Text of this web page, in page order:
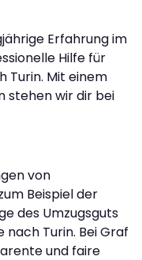
Erfahrung im
Hilfe für
Turin. Mit einem
stehen wir dir bei
von
Beispiel der
des Umzugsguts
Turin. Bei Graf
und faire